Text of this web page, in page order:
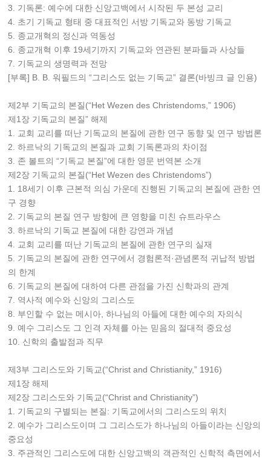
3. 기독론: 예수에 대한 신앙고백에서 시작된 두 본성 교리
4. 초기 기독교 형태 중 대표적인 서방 기독교와 동방 기독교
5. 종교개혁의 정신과 역동성
6. 종교개혁 이후 19세기까지 기독교와 연관된 분파들과 사상들
7. 기독교의 생명력과 전망
[부록] B. B. 워필드의 “그리스도 없는 기독교” 결론(바빙크 글 인용)
제2부 기독교의 본질(“Het Wezen des Christendoms,” 1906)
제1장 기독교의 본질” 해제
1. 교회 교리를 떠난 기독교의 본질에 관한 연구 동향 및 연구 방법론
2. 하르낙의 기독교의 본질과 교회 기독론과의 차이점
3. 존 볼트의 “기독교 본질”에 대한 영문 번역본 소개
제2장 기독교의 본질(“Het Wezen des Christendoms”)
1. 18세기 이후 근본적 의심 가운데 진행된 기독교의 본질에 관한 연
구 경향
2. 기독교의 본질 연구 방향에 큰 영향을 미친 슈트라우스
3. 하르낙의 기독교 본질에 대한 강연과 개념
4. 교회 교리를 떠난 기독교의 본질에 관한 연구의 실재
5. 기독교의 본질에 관한 연구에서 경험론적·관념론적 귀납적 방법
의 한계
6. 기독교의 본질에 대하여 다른 관점을 가진 신학과의 관계
7. 역사적 예수와 신앙의 그리스도
8. 부인할 수 없는 메시아, 하나님의 아들에 대한 예수의 자의식
9. 예수 그리스도 그 인격 자체를 아는 믿음의 절대적 중요성
10. 신학의 출발점과 직무
제3부 그리스도와 기독교(“Christ and Christianity,” 1916)
제1장 해제
제2장 그리스도와 기독교(“Christ and Christianity”)
1. 기독교의 구별되는 본질: 기독교에서의 그리스도의 위치
2. 예수가 그리스도이며 그 그리스도가 하나님의 아들이라는 신앙의
중요성
3. 주관적인 그리스도에 대한 신앙고백의 객관적인 신학적 측면에서